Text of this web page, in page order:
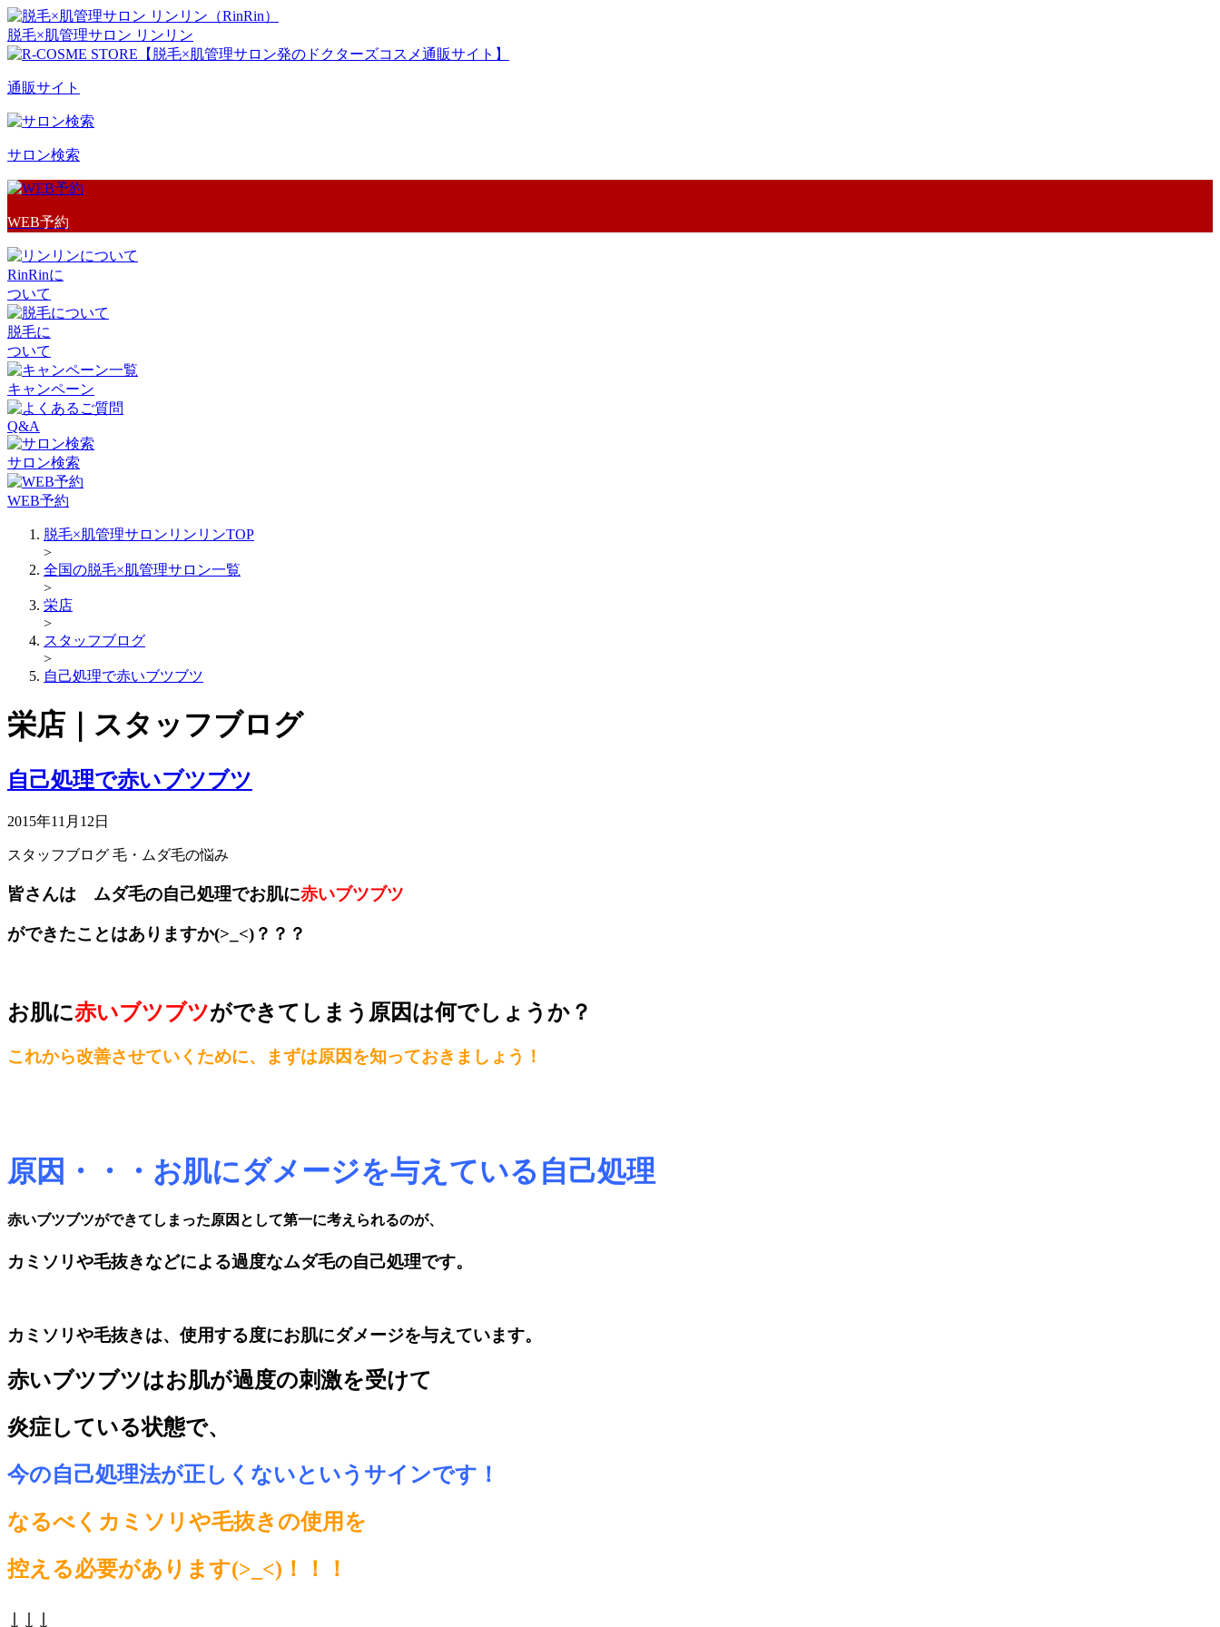
脱毛×肌管理サロン リンリン
通販サイト
サロン検索
WEB予約
RinRinに
ついて
脱毛に
ついて
キャンペーン
Q&A
サロン検索
WEB予約
脱毛×肌管理サロンリンリンTOP
>
全国の脱毛×肌管理サロン一覧
>
栄店
>
スタッフブログ
>
自己処理で赤いブツブツ
栄店｜スタッフブログ
自己処理で赤いブツブツ
2015年11月12日
スタッフブログ 毛・ムダ毛の悩み
皆さんは ムダ毛の自己処理でお肌に赤いブツブツ
ができたことはありますか(>_<)？？？
お肌に赤いブツブツができてしまう原因は何でしょうか？
これから改善させていくために、まずは原因を知っておきましょう！
原因・・・お肌にダメージを与えている自己処理
赤いブツブツができてしまった原因として第一に考えられるのが、
カミソリや毛抜きなどによる過度なムダ毛の自己処理です。
カミソリや毛抜きは、使用する度にお肌にダメージを与えています。
赤いブツブツはお肌が過度の刺激を受けて
炎症している状態で、
今の自己処理法が正しくないというサインです！
なるべくカミソリや毛抜きの使用を
控える必要があります(>_<)！！！
↓↓↓